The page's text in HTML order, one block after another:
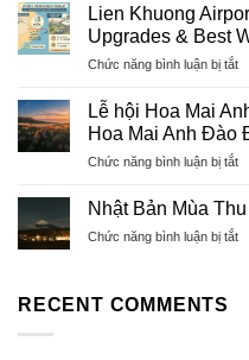
–
Đà
Lien Khuong
Upgrades & Best
Chức năng bình luận bị tắtở
Lễ hội Hoa Mai
Hoa Mai Anh Đào
Chức năng bình luận bị tắtở
Mai
Nhật Bản Mùa
Chức năng bình luận bị tắtở
RECENT COMMENTS